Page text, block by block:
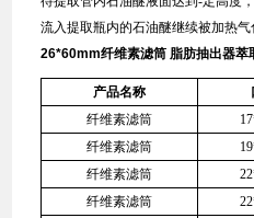
流入提取瓶内的石油醚继续被加热
26*60mm纤维素滤筒 脂肪抽出器萃
产品名称
纤维素滤筒
纤维素滤筒
纤维素滤筒
纤维素滤筒